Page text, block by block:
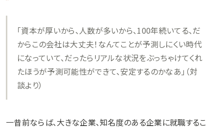
「資本が厚いから、人数が多いから、100年続いてる、だ
からこの会社は大丈夫！なんてことが予測しにくい時代
になっていて、だったらリアルな状況をぶっちゃけてくれ
たほうが予測可能性ができて、安定するのかなあ」（対
談より）
一昔前ならば、大きな企業、知名度のある企業に就職するこ